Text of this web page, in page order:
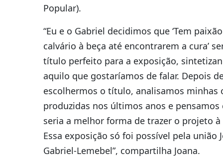
Popular).
“Eu e o Gabriel decidimos que ‘Tem
calvário à beça até encontrarem a cura’
título perfeito para a exposição,
aquilo que gostaríamos de falar. Depois
escolhermos o título, analisamos minhas
produzidas nos últimos anos e pensamos
seria a melhor forma de trazer o projeto à
Essa exposição só foi possível pela união
Gabriel-Lemebel”, compartilha Joana.